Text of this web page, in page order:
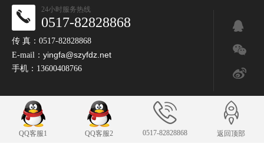
24小时服务热线
0517-82828868
传 真：0517-82828868
E-mail： yingfa@szyfdz.net
手机：13600408766
QQ客服1 QQ客服2 0517-82828868 返回顶部